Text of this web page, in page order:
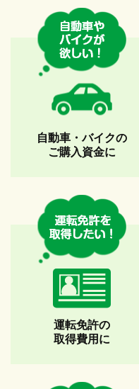
自動車・バイクの
ご購入資金に
運転免許の
取得費用に